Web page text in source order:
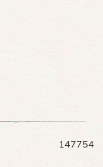
147754